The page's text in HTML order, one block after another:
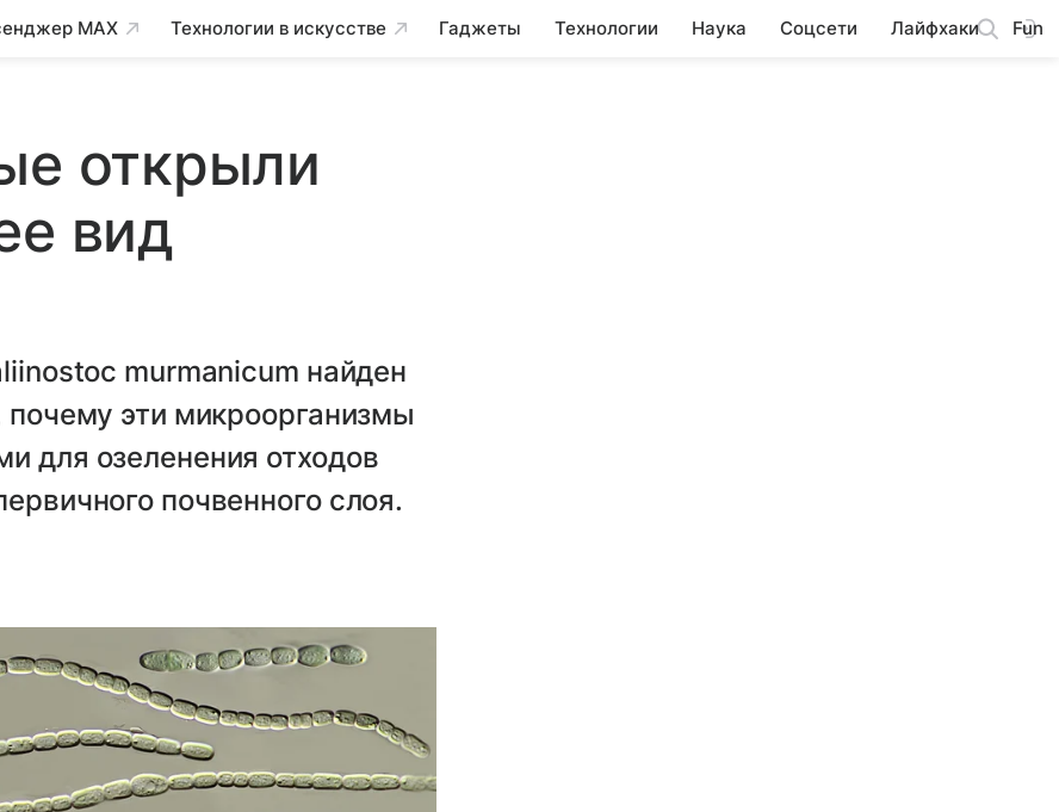
MAX Технологии в искусстве Гаджеты Технологии Наука Соцсети Лайфхаки Fun
открыли
вид
murmanicum найден
эти микроорганизмы
для озеленения отходов
почвенного слоя.